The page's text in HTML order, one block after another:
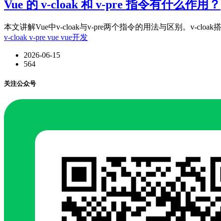
Vue 的 v-cloak 和 v-pre 指令有什么作用？
本文讲解Vue中v-cloak与v-pre两个指令的用法与区别。v-cloak
v-cloak v-pre vue vue开发
2026-06-15
564
关注公众号